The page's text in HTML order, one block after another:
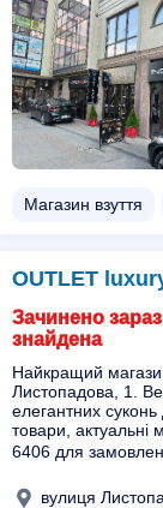
Магазин взуття
OUTLET
Зачинено
знайдена
Найкращий
Листопадова, 1.
елегантних суконь
товари,
6406 для
вулиця